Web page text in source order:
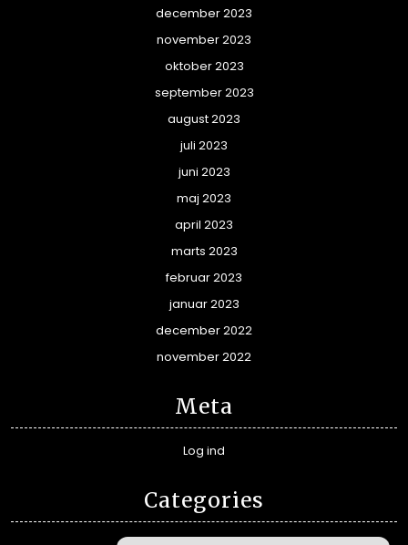
december 2023
november 2023
oktober 2023
september 2023
august 2023
juli 2023
juni 2023
maj 2023
april 2023
marts 2023
februar 2023
januar 2023
december 2022
november 2022
Meta
Log ind
Categories